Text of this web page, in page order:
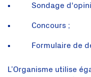
Sondage
Concours ;
Formulaire de
L’Organisme utilise